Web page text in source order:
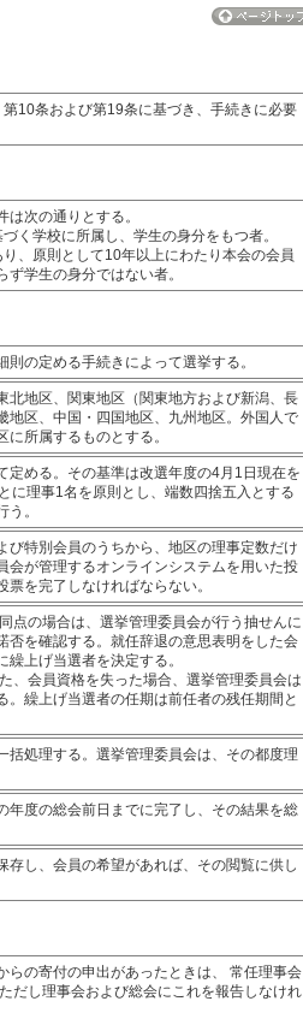
10条および第19条に基づき、手続きに必要
次の通りとする。
く学校に所属し、学生の身分をもつ者。
、原則として10年以上にわたり本会の会員
学生の身分ではない者。
の定める手続きによって選挙する。
地区、関東地区（関東地方および新潟、長
区、中国・四国地区、九州地区。外国人で
所属するものとする。
定める。その基準は改選年度の4月1日現在を
に理事1名を原則とし、端数四捨五入とする
。
特別会員のうちから、地区の理事定数だけ
が管理するオンラインシステムを用いた投
を完了しなければならない。
点の場合は、選挙管理委員会が行う抽せんに
否を確認する。就任辞退の意思表明をした会
上げ当選者を決定する。
、会員資格を失った場合、選挙管理委員会は
繰上げ当選者の任期は前任者の残任期間と
処理する。選挙管理委員会は、その都度理
度の総会前日までに完了し、その結果を総
し、会員の希望があれば、その閲覧に供し
の寄付の申出があったときは、 常任理事会
だし理事会および総会にこれを報告しなけれ